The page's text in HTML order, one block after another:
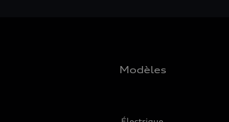
Modèles